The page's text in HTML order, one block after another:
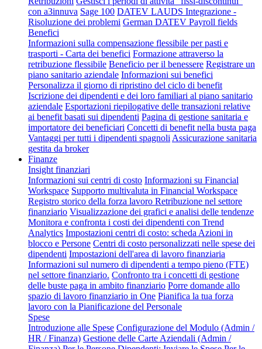
con a3innuva Sage 100 DATEV LAUDS Integrazione -
Risoluzione dei problemi German DATEV Payroll fields
Benefici
Informazioni sulla compensazione flessibile per pasti e
trasporti - Carta dei benefici Formazione attraverso la
retribuzione flessibile Beneficio per il benessere Registrare un
piano sanitario aziendale Informazioni sui benefici
Personalizza il giorno di ripristino del ciclo di benefit
Iscrizione dei dipendenti e dei loro familiari al piano sanitario
aziendale Esportazioni riepilogative delle transazioni relative
ai benefit basati sui dipendenti Pagina di gestione sanitaria e
importatore dei beneficiari Concetti di benefit nella busta paga
Vantaggi per tutti i dipendenti spagnoli Assicurazione sanitaria
gestita da broker
Finanze
Insight finanziari
Informazioni sui centri di costo Informazioni su Financial
Workspace Supporto multivaluta in Financial Workspace
Registro storico della forza lavoro Retribuzione nel settore
finanziario Visualizzazione dei grafici e analisi delle tendenze
Monitora e confronta i costi dei dipendenti con Trend
Analytics Impostazioni centri di costo: scheda Azioni in
blocco e Persone Centri di costo personalizzati nelle spese dei
dipendenti Impostazioni dell'area di lavoro finanziaria
Informazioni sul numero di dipendenti a tempo pieno (FTE)
nel settore finanziario. Confronto tra i concetti di gestione
delle buste paga in ambito finanziario Porre domande allo
spazio di lavoro finanziario in One Pianifica la tua forza
lavoro con la Pianificazione del Personale
Spese
Introduzione alle Spese Configurazione del Modulo (Admin /
HR / Finanza) Gestione delle Carte Aziendali (Admin /